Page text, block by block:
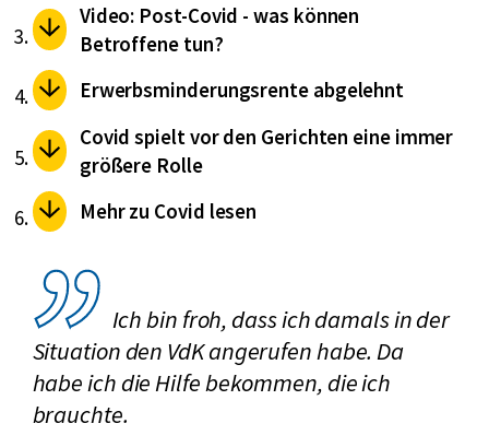
Video: Post-Covid - was können
Betroffene tun?
Erwerbsminderungsrente abgelehnt
Covid spielt vor den Gerichten eine immer
größere Rolle
Mehr zu Covid lesen
Ich bin froh, dass ich damals in der
Situation den VdK angerufen habe. Da
habe ich die Hilfe bekommen, die ich
brauchte.